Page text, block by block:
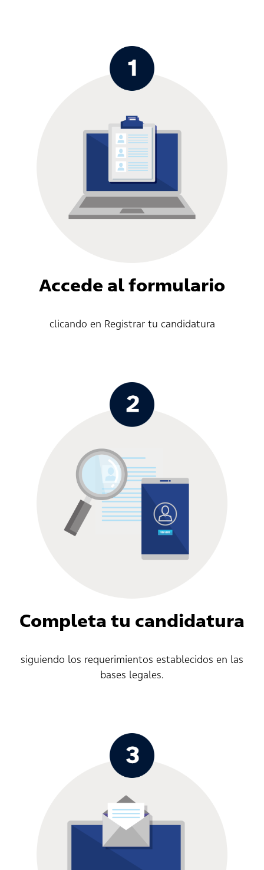
Accede al formulario
clicando en Registrar tu candidatura
Completa tu candidatura
siguiendo los requerimientos establecidos en las
bases legales.